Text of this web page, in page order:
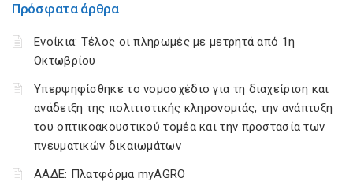
Πρόσφατα άρθρα
Ενοίκια: Τέλος οι πληρωμές με μετρητά από 1η
Οκτωβρίου
Υπερψηφίσθηκε το νομοσχέδιο για τη διαχείριση και
ανάδειξη της πολιτιστικής κληρονομιάς, την ανάπτυξη
του οπτικοακουστικού τομέα και την προστασία των
πνευματικών δικαιωμάτων
ΑΑΔΕ: Πλατφόρμα myAGRO